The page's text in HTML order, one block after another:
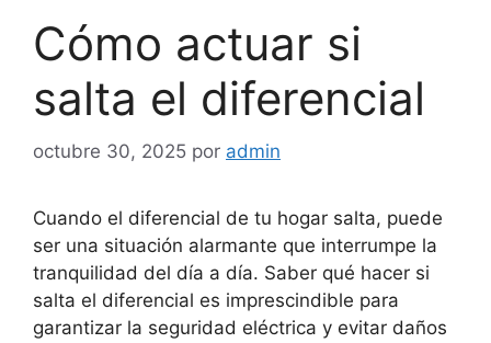
Cómo actuar si
salta el diferencial
octubre 30, 2025 por admin
Cuando el diferencial de tu hogar salta, puede
ser una situación alarmante que interrumpe la
tranquilidad del día a día. Saber qué hacer si
salta el diferencial es imprescindible para
garantizar la seguridad eléctrica y evitar daños